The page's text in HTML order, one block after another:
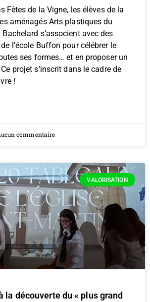
Fêtes de la Vigne, les élèves de la
aménagés Arts plastiques du
s’associent avec des
l’école Buffon pour célébrer le
ses formes… et en proposer un
projet s’inscrit dans le cadre de
!
commentaire
VALORISATION
la découverte du « plus grand